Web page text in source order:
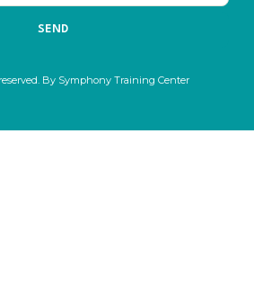
SEND
By Symphony Training Center